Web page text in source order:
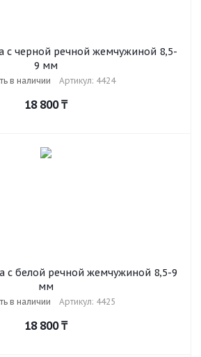
с черной речной жемчужиной 8,5-
9 мм
в наличии Артикул: 4424
18 800₸
с белой речной жемчужиной 8,5-9
мм
в наличии Артикул: 4425
18 800₸